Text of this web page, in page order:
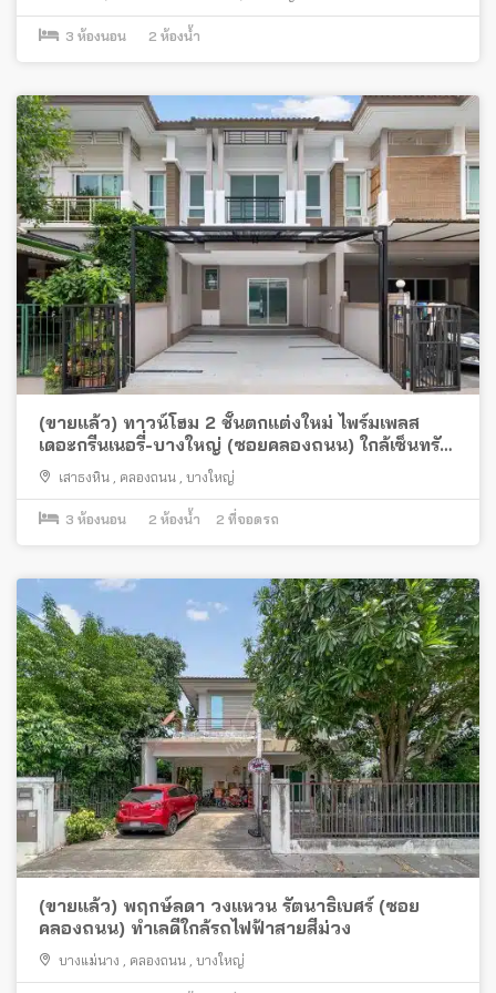
3 ห้องนอน 2 ห้องน้ำ
(ขายแล้ว) ทาวน์โฮม 2 ชั้นตกแต่งใหม่ ไพร์มเพลส
เดอะกรีนเนอรี่-บางใหญ่ (ซอยคลองถนน) ใกล้เซ็นทรัล
เวสต์เกตและรถไฟฟ้า
เสาธงหิน , คลองถนน , บางใหญ่
3 ห้องนอน 2 ห้องน้ำ 2 ที่จอดรถ
(ขายแล้ว) พฤกษ์ลดา วงแหวน รัตนาธิเบศร์ (ซอย
คลองถนน) ทำเลดีใกล้รถไฟฟ้าสายสีม่วง
บางแม่นาง , คลองถนน , บางใหญ่